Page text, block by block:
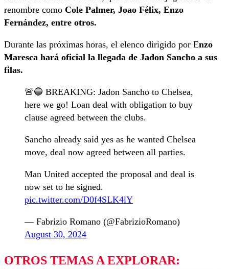
renombre como Cole Palmer, Joao Félix, Enzo
Fernández, entre otros.
Durante las próximas horas, el elenco dirigido por Enzo
Maresca hará oficial la llegada de Jadon Sancho a sus
filas.
🚨🔵 BREAKING: Jadon Sancho to Chelsea,
here we go! Loan deal with obligation to buy
clause agreed between the clubs.
Sancho already said yes as he wanted Chelsea
move, deal now agreed between all parties.
Man United accepted the proposal and deal is
now set to he signed.
pic.twitter.com/D0f4SLK4lY
— Fabrizio Romano (@FabrizioRomano)
August 30, 2024
OTROS TEMAS A EXPLORAR: